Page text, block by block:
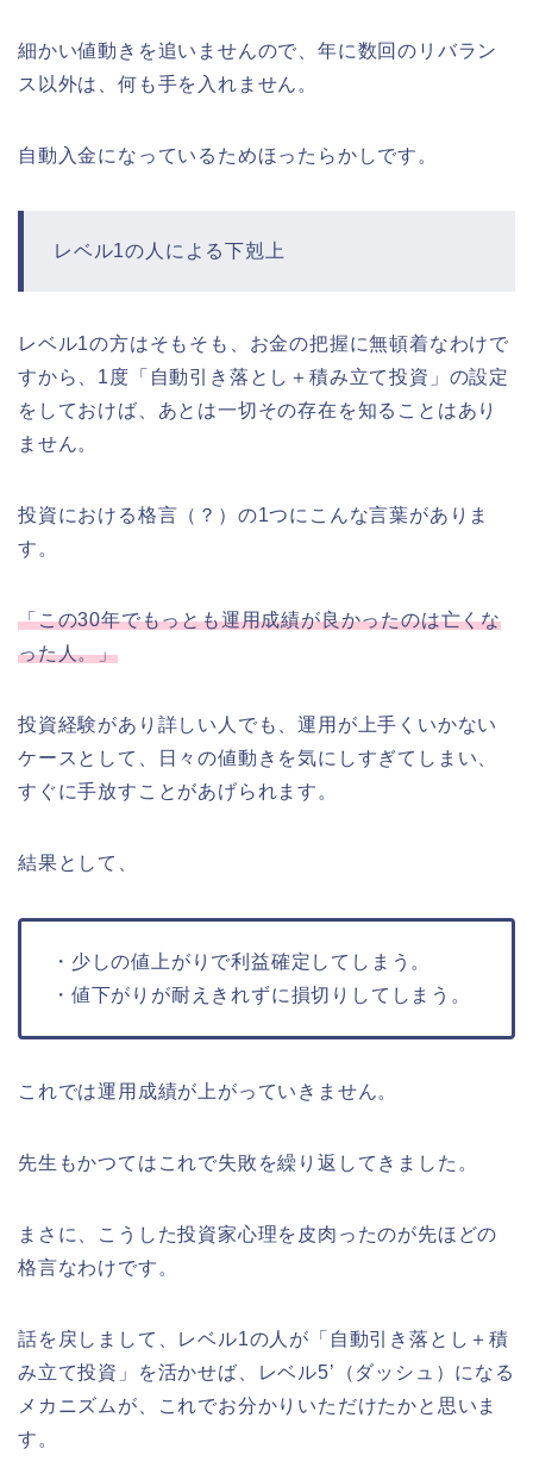
細かい値動きを追いませんので、年に数回のリバラン
ス以外は、何も手を入れません。
自動入金になっているためほったらかしです。
レベル1の人による下剋上
レベル1の方はそもそも、お金の把握に無頓着なわけで
すから、1度「自動引き落とし＋積み立て投資」の設定
をしておけば、あとは一切その存在を知ることはあり
ません。
投資における格言（？）の1つにこんな言葉がありま
す。
「この30年でもっとも運用成績が良かったのは亡くな
った人。」
投資経験があり詳しい人でも、運用が上手くいかない
ケースとして、日々の値動きを気にしすぎてしまい、
すぐに手放すことがあげられます。
結果として、
・少しの値上がりで利益確定してしまう。
・値下がりが耐えきれずに損切りしてしまう。
これでは運用成績が上がっていきません。
先生もかつてはこれで失敗を繰り返してきました。
まさに、こうした投資家心理を皮肉ったのが先ほどの
格言なわけです。
話を戻しまして、レベル1の人が「自動引き落とし＋積
み立て投資」を活かせば、レベル5’（ダッシュ）になる
メカニズムが、これでお分かりいただけたかと思いま
す。